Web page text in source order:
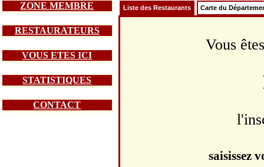
ZONE MEMBRE
RESTAURATEURS
VOUS ETES ICI
STATISTIQUES
CONTACT
Liste des Restaurants Carte du
Vous
saisissez